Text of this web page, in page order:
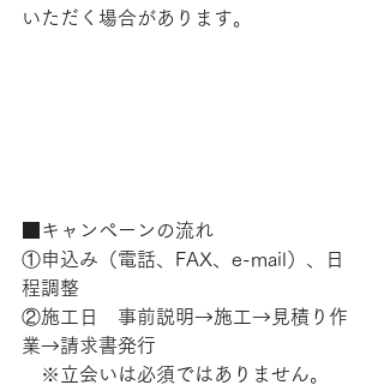
いただく場合があります。
■キャンペーンの流れ
①申込み（電話、FAX、e-mail）、日
程調整
②施工日　事前説明→施工→見積り作
業→請求書発行
※立会いは必須ではありません。